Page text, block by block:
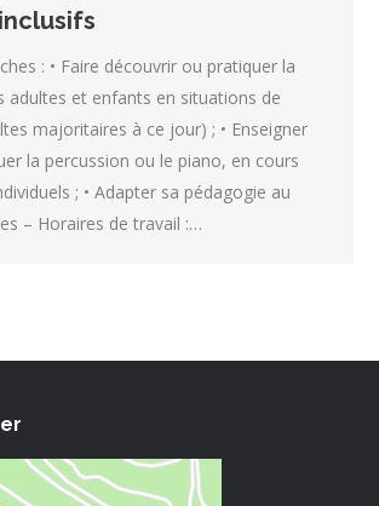
: • Faire découvrir ou pratiquer la
adultes et enfants en situations de
majoritaires à ce jour) ; • Enseigner
la percussion ou le piano, en cours
; • Adapter sa pédagogie au
– Horaires de travail :…